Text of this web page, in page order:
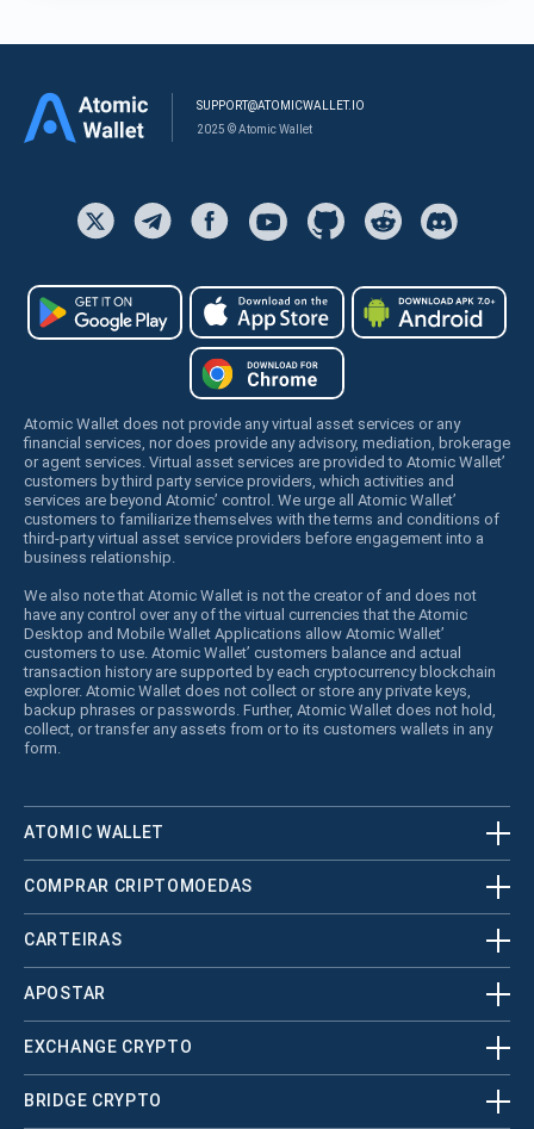
SUPPORT@ATOMICWALLET.IO
2025 © Atomic Wallet
Atomic Wallet does not provide any virtual asset services or any
financial services, nor does provide any advisory, mediation, brokerage
or agent services. Virtual asset services are provided to Atomic Wallet’
customers by third party service providers, which activities and
services are beyond Atomic’ control. We urge all Atomic Wallet’
customers to familiarize themselves with the terms and conditions of
third-party virtual asset service providers before engagement into a
business relationship.
We also note that Atomic Wallet is not the creator of and does not
have any control over any of the virtual currencies that the Atomic
Desktop and Mobile Wallet Applications allow Atomic Wallet’
customers to use. Atomic Wallet’ customers balance and actual
transaction history are supported by each cryptocurrency blockchain
explorer. Atomic Wallet does not collect or store any private keys,
backup phrases or passwords. Further, Atomic Wallet does not hold,
collect, or transfer any assets from or to its customers wallets in any
form.
ATOMIC WALLET
COMPRAR CRIPTOMOEDAS
CARTEIRAS
APOSTAR
EXCHANGE CRYPTO
BRIDGE CRYPTO